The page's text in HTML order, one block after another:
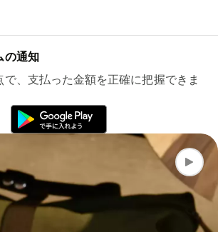
の通知
で、支払った金額を正確に把握できま